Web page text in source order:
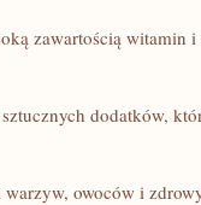
zawartością witamin⁢
dodatków,
owoców i